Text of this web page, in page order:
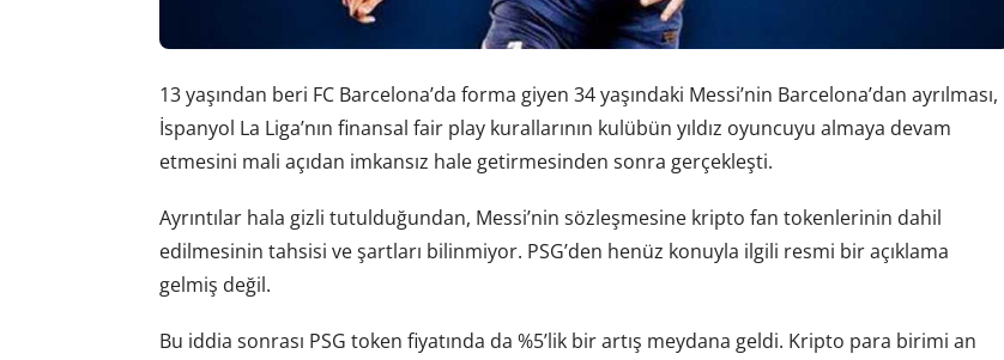
13 yaşından beri FC Barcelona’da forma giyen 34 yaşındaki Messi’nin Barcelona’dan ayrılması,
İspanyol La Liga’nın finansal fair play kurallarının kulübün yıldız oyuncuyu almaya devam
etmesini mali açıdan imkansız hale getirmesinden sonra gerçekleşti.
Ayrıntılar hala gizli tutulduğundan, Messi’nin sözleşmesine kripto fan tokenlerinin dahil
edilmesinin tahsisi ve şartları bilinmiyor. PSG’den henüz konuyla ilgili resmi bir açıklama
gelmiş değil.
Bu iddia sonrası PSG token fiyatında da %5’lik bir artış meydana geldi. Kripto para birimi an